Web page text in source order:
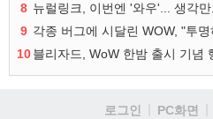
8 뉴럴링크, 이번엔 '와우'... 생각
9 각종 버그에 시달린 WOW, "투
10블리자드, WoW 한밤 출시 기념
로그인 PC화면